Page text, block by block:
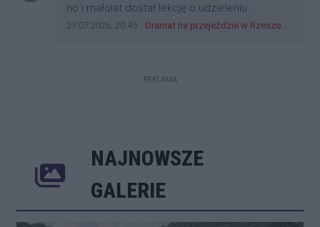
Treść komentarza:
no i małolat dostał lekcję o udzieleniu
pierwszeństwa
Data dodania komentarza:
27.07.2026, 20:45 Źródło komentarza:
Dramat na przejeździe w Rzeszowie. 16-latek na hulajnodze wjechał wprost pod szynobus
REKLAMA
NAJNOWSZE
GALERIE